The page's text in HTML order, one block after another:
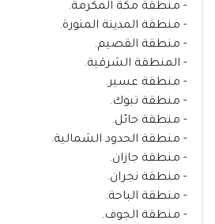
- منطقة مكة المكرمة.
- منطقة المدينة المنورة.
- منطقة القصيم.
- المنطقة الشرقية.
- منطقة عسير.
- منطقة تبوك.
- منطقة حائل.
- منطقة الحدود الشمالية.
- منطقة جازان.
- منطقة نجران.
- منطقة الباحة.
- منطقة الجوف.